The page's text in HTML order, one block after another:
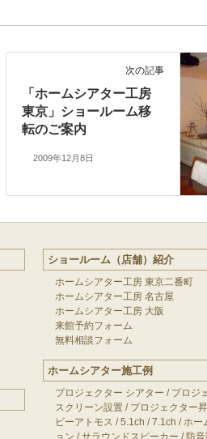
次の記事
「ホームシアター工房
東京」ショールーム移
転のご案内
2009年12月8日
ショールーム（店舗）紹介
ホームシアター工房 東京二番町
ホームシアター工房 名古屋
ホームシアター工房 大阪
来館予約フォーム
無料相談フォーム
ホームシアター施工例
プロジェクター シアター / プロジ
スクリーン設置/ プロジェクター
ビーアトモス /5.1ch /7.1ch /ホー
ョン /サラウンドスピーカー /防